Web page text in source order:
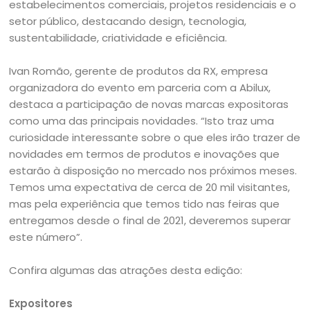
estabelecimentos comerciais, projetos residenciais e o
setor público, destacando design, tecnologia,
sustentabilidade, criatividade e eficiência.
Ivan Romão, gerente de produtos da RX, empresa
organizadora do evento em parceria com a Abilux,
destaca a participação de novas marcas expositoras
como uma das principais novidades. “Isto traz uma
curiosidade interessante sobre o que eles irão trazer de
novidades em termos de produtos e inovações que
estarão à disposição no mercado nos próximos meses.
Temos uma expectativa de cerca de 20 mil visitantes,
mas pela experiência que temos tido nas feiras que
entregamos desde o final de 2021, deveremos superar
este número”.
Confira algumas das atrações desta edição:
Expositores